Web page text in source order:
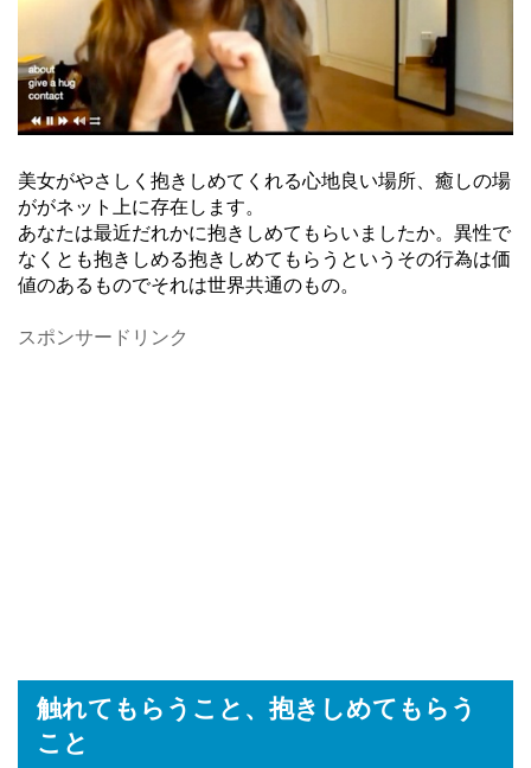
美女がやさしく抱きしめてくれる心地良い場所、癒しの場
ががネット上に存在します。
あなたは最近だれかに抱きしめてもらいましたか。異性で
なくとも抱きしめる抱きしめてもらうというその行為は価
値のあるものでそれは世界共通のもの。
スポンサードリンク
触れてもらうこと、抱きしめてもらう
こと